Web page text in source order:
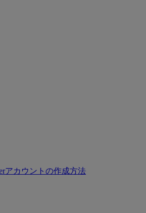
アカウントの作成方法